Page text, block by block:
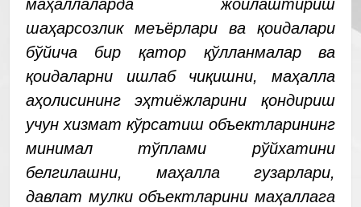
маҳаллаларда жойлаштириш
шаҳарсозлик меъёрлари ва қоидалари
бўйича бир қатор қўлланмалар ва
қоидаларни ишлаб чиқишни, маҳалла
аҳолисининг эҳтиёжларини қондириш
учун хизмат кўрсатиш объектларининг
минимал тўплами рўйхатини
белгилашни, маҳалла гузарлари,
давлат мулки объектларини маҳаллага